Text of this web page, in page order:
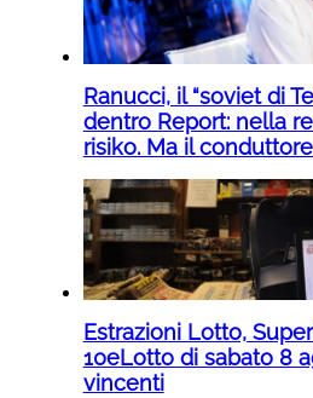
Ranucci, il “soviet di
dentro Report: nella
risiko. Ma il
Estrazioni Lotto,
10eLotto di sabato 8
vincenti